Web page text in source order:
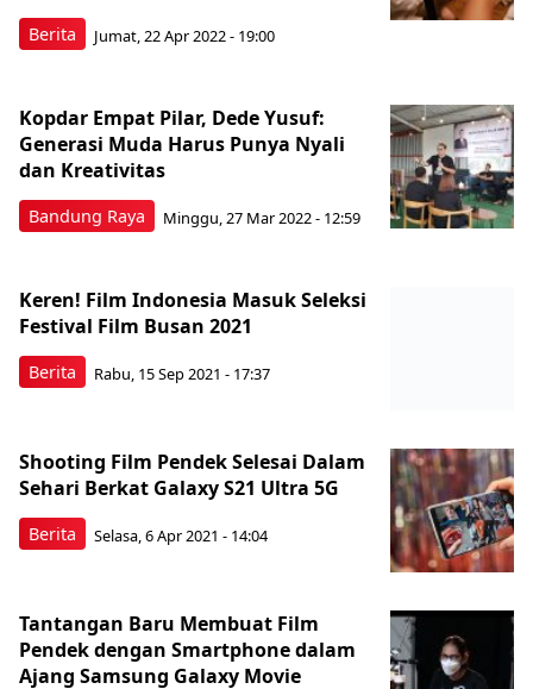
Berita Jumat, 22 Apr 2022 - 19:00
Bandung Raya
Kopdar Empat Pilar, Dede Yusuf:
Generasi Muda Harus Punya Nyali
dan Kreativitas
Minggu, 27 Mar 2022 - 12:59
Berita
Keren! Film Indonesia Masuk Seleksi
Festival Film Busan 2021
Rabu, 15 Sep 2021 - 17:37
Berita
Shooting Film Pendek Selesai Dalam
Sehari Berkat Galaxy S21 Ultra 5G
Selasa, 6 Apr 2021 - 14:04
Tantangan Baru Membuat Film
Pendek dengan Smartphone dalam
Ajang Samsung Galaxy Movie